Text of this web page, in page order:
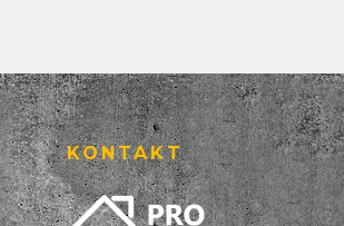
KONTAKT